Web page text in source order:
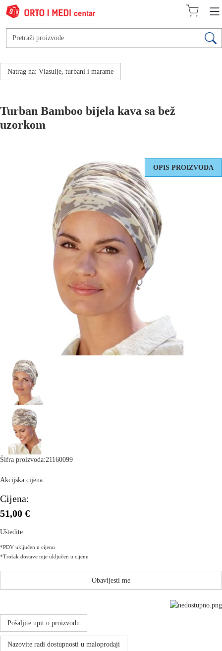
Natrag na: Vlasulje, turbani i marame
Turban Bamboo bijela kava sa bež
uzorkom
OPIS PROIZVODA
Šifra proizvoda:21160099
Akcijska cijena:
Cijena:
51,00 €
Uštedite:
*PDV uključen u cijenu
*Trošak dostave nije uključen u cijenu
Obavijesti me
Pošaljite upit o proizvodu
Nazovite radi dostupnosti u maloprodaji